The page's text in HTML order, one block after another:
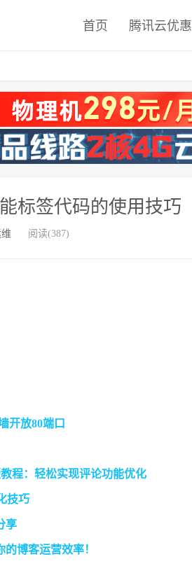
首页 腾讯云优惠
标签代码的使用技巧
阅读(387)
开放80端口
程：轻松实现评论功能优化
技巧
享
博客运营效率！